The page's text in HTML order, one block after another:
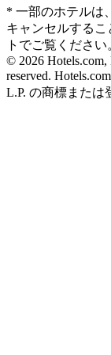
* 一部のホテルは
キャンセルする
トでご覧ください
© 2026 Hotels.com,
reserved.
L.P. の商標または